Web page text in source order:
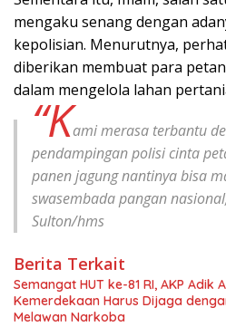
mengaku senang dengan
kepolisian. Menurutnya,
diberikan membuat para
dalam mengelola lahan
“Kami merasa terbantu
pendampingan polisi cinta
panen jagung nantinya bisa
swasembada pangan
Sulton/hms
Berita Terkait
Semangat HUT ke-81 RI, AKP Adik
Kemerdekaan Harus Dijaga
Melawan Narkoba